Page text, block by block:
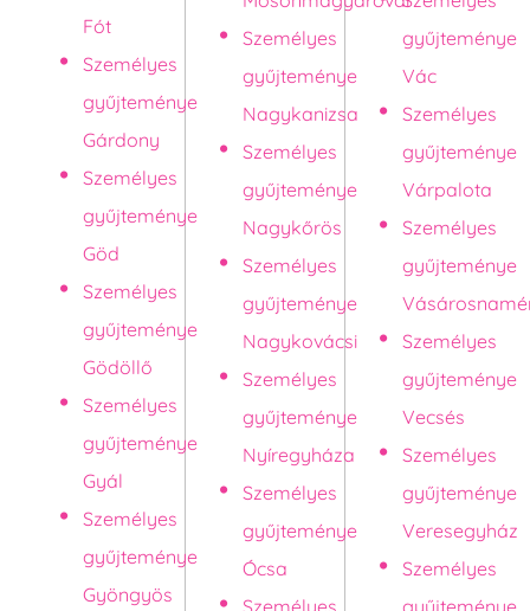
Fót
Személyes
gyűjteménye
Gárdony
Személyes
gyűjteménye
Göd
Személyes
gyűjteménye
Gödöllő
Személyes
gyűjteménye
Gyál
Személyes
gyűjteménye
Gyöngyös
Személyes
gyűjteménye
Nagykanizsa
Személyes
gyűjteménye
Nagykőrös
Személyes
gyűjteménye
Nagykovácsi
Személyes
gyűjteménye
Nyíregyháza
Személyes
gyűjteménye
Ócsa
Személyes
gyűjteménye
Vác
Személyes
gyűjteménye
Várpalota
Személyes
gyűjteménye
Személyes
gyűjteménye
Vecsés
Személyes
gyűjteménye
Veresegyház
Személyes
gyűjteménye